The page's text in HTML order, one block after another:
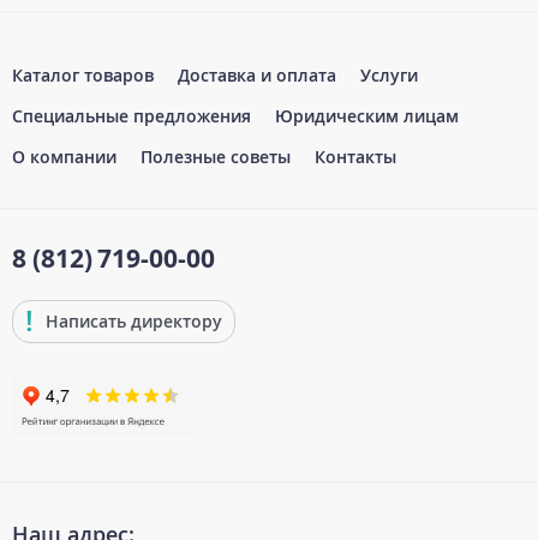
Каталог товаров Доставка и оплата
Услуги
Специальные предложения
Юридическим лицам
О компании
Полезные советы Контакты
8 (812)719-00-00
Написать директору
Наш адрес: